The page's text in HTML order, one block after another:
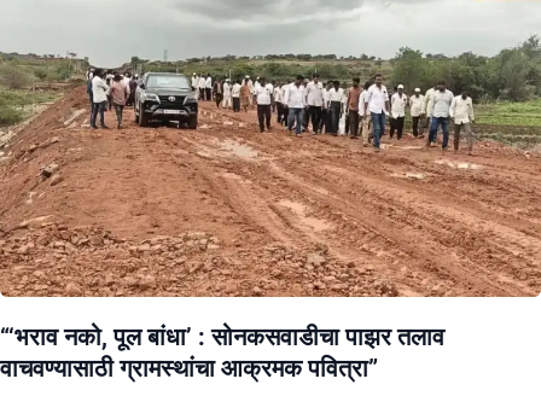
“‘भराव नको, पूल बांधा’ : सोनकसवाडीचा पाझर तलाव
वाचवण्यासाठी ग्रामस्थांचा आक्रमक पवित्रा”